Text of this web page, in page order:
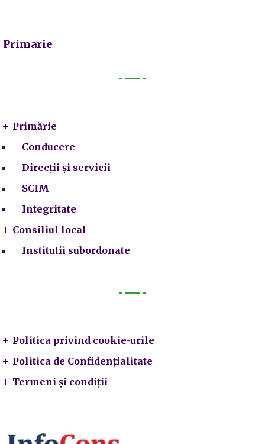
Primarie
Primărie
Conducere
Direcții și servicii
SCIM
Integritate
Consiliul local
Institutii subordonate
Politica privind cookie-urile
Politica de Confidențialitate
Termeni și condiții